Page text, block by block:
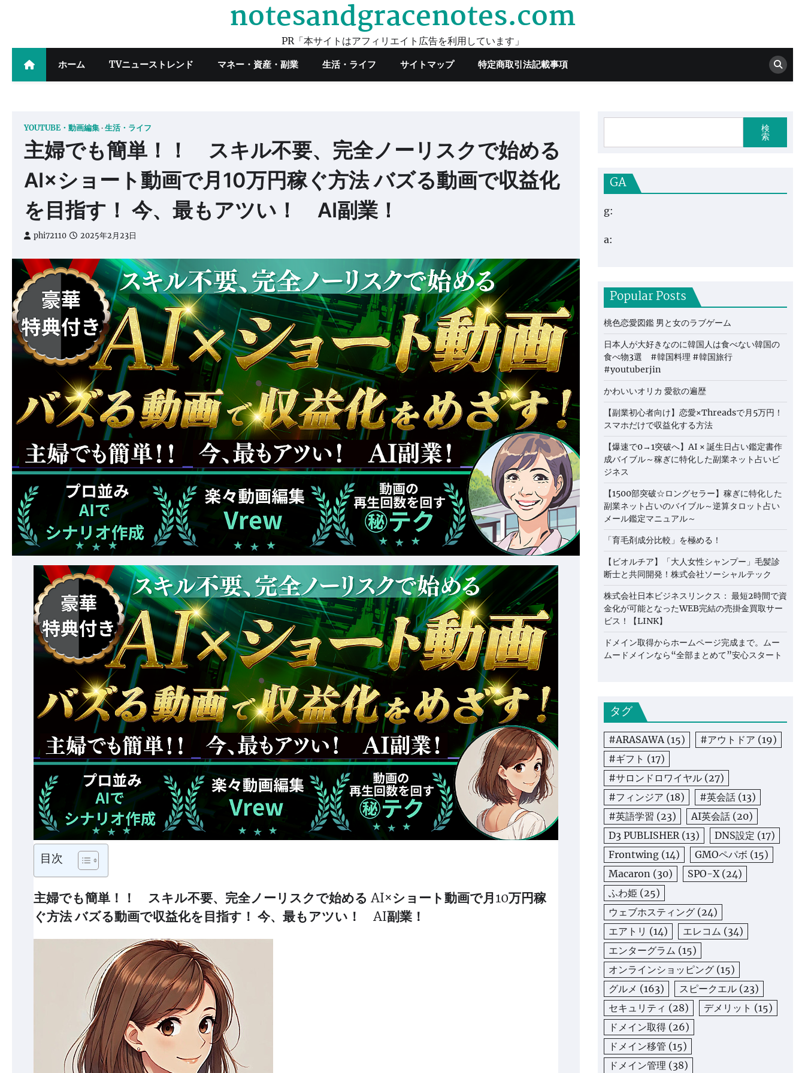
notesandgracenotes.com
PR「本サイトはアフィリエイト広告を利用しています」
ホーム TVニューストレンド マネー・資産・副業 生活・ライフ サイトマップ 特定商取引法記載事項
YOUTUBE・動画編集 生活・ライフ
主婦でも簡単！！ スキル不要、完全ノーリスクで始める
AI×ショート動画で月10万円稼ぐ方法 バズる動画で収益化
を目指す！ 今、最もアツい！ AI副業！
phi72110 2025年2月23日
目次
主婦でも簡単！！ スキル不要、完全ノーリスクで始める AI×ショート動画で月10万円稼
ぐ方法 バズる動画で収益化を目指す！ 今、最もアツい！ AI副業！
検
索
GA
g:
a:
Popular Posts
桃色恋愛図鑑 男と女のラブゲーム
日本人が大好きなのに韓国人は食べない韓国の
食べ物3選 #韓国料理 #韓国旅行
#youtuberjin
かわいいオリカ 愛欲の遍歴
【副業初心者向け】恋愛×Threadsで月5万円！
スマホだけで収益化する方法
【爆速で0→1突破へ】AI × 誕生日占い鑑定書作
成バイブル～稼ぎに特化した副業ネット占いビ
ジネス
【1500部突破☆ロングセラー】稼ぎに特化した
副業ネット占いのバイブル～逆算タロット占い
メール鑑定マニュアル～
「育毛剤成分比較」を極める！
【ビオルチア】「大人女性シャンプー」毛髪診
断士と共同開発！株式会社ソーシャルテック
株式会社日本ビジネスリンクス： 最短2時間で資
金化が可能となったWEB完結の売掛金買取サー
ビス！【LINK】
ドメイン取得からホームページ完成まで。ムー
ムードメインなら“全部まとめて”安心スタート
タグ
#ARASAWA(15) #アウトドア (19)
#ギフト (17)
#サロンドロワイヤル (27)
#フィンジア (18) #英会話 (13)
#英語学習 (23) AI英会話 (20)
D3 PUBLISHER(13) DNS設定 (17)
Frontwing (14) GMOペパボ (15)
Macaron (30) SPO-X(24)
ふわ姫 (25)
ウェブホスティング (24)
エアトリ (14) エレコム (34)
エンターグラム (15)
オンラインショッピング (15)
グルメ (163) スピークエル (23)
セキュリティ (28) デメリット (15)
ドメイン取得 (26)
ドメイン移管 (15)
ドメイン管理 (38)